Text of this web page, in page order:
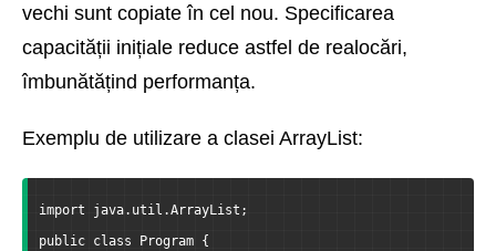
vechi sunt copiate în cel nou. Specificarea
capacității inițiale reduce astfel de realocări,
îmbunătățind performanța.
Exemplu de utilizare a clasei ArrayList:
import java.util.ArrayList;
public class Program {